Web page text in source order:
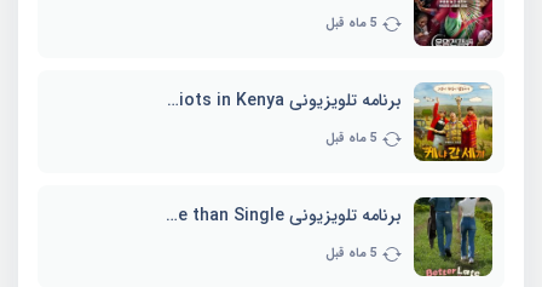
5 ماه قبل
برنامه تلویزیونی Three Idiots in Kenya
5 ماه قبل
برنامه تلویزیونی Better Late than Single
5 ماه قبل